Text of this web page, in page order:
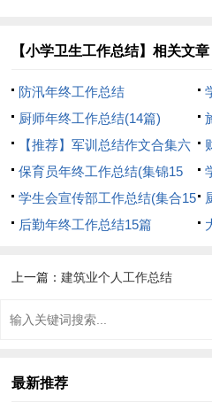
【小学卫生工作总结】相关文章
防汛年终工作总结
厨师年终工作总结(14篇)
【推荐】军训总结作文合集六
篇保育员年终工作总结(集锦15
篇)学生会宣传部工作总结(集合15
篇)后勤年终工作总结15篇
上一篇：建筑业个人工作总结
最新推荐